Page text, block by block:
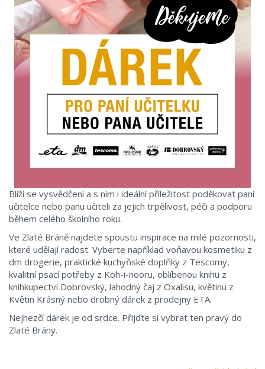
Blíží se vysvědčení a s ním i ideální příležitost poděkovat paní
učitelce nebo panu učiteli za jejich trpělivost, péči a podporu
během celého školního roku.
Ve Zlaté Bráně najdete spoustu inspirace na milé pozornosti,
které udělají radost. Vyberte například voňavou kosmetiku z
dm drogerie, praktické kuchyňské doplňky z Tescomy,
kvalitní psací potřeby z Koh-i-nooru, oblíbenou knihu z
knihkupectví Dobrovský, lahodný čaj z Oxalisu, květinu z
Květin Krásný nebo drobný dárek z prodejny ETA.
Nejhezčí dárek je od srdce. Přijďte si vybrat ten pravý do
Zlaté Brány.